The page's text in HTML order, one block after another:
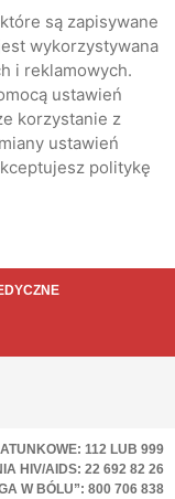
są zapisywane
wykorzystywana
i reklamowych.
ustawień
korzystanie z
ustawień
politykę
112 LUB 999
HIV/AIDS: 22 692 82 26
W BÓLU”: 800 706 838